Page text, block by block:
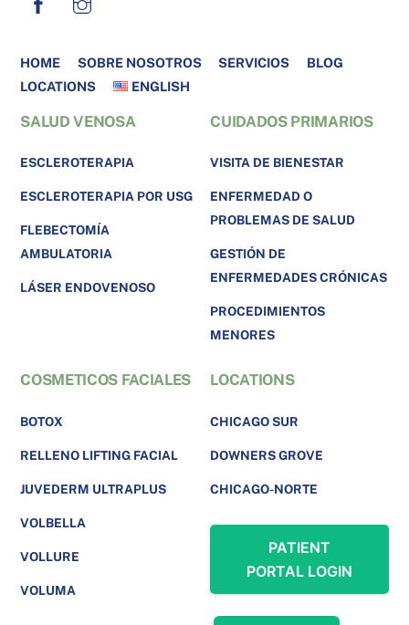
HOME SOBRE NOSOTROS SERVICIOS
BLOG
LOCATIONS
ENGLISH
SALUD VENOSA
ESCLEROTERAPIA
ESCLEROTERAPIA POR USG
FLEBECTOMÍA
AMBULATORIA
LÁSER ENDOVENOSO
CUIDADOS PRIMARIOS
VISITA DE BIENESTAR
ENFERMEDAD O
PROBLEMAS DE SALUD
GESTIÓN DE
ENFERMEDADES CRÓNICAS
PROCEDIMIENTOS
MENORES
COSMETICOS FACIALES
BOTOX
RELLENO LIFTING FACIAL
JUVEDERM ULTRAPLUS
VOLBELLA
VOLLURE
VOLUMA
LOCATIONS
CHICAGO SUR
DOWNERS GROVE
CHICAGO-NORTE
PATIENT
PORTAL LOGIN